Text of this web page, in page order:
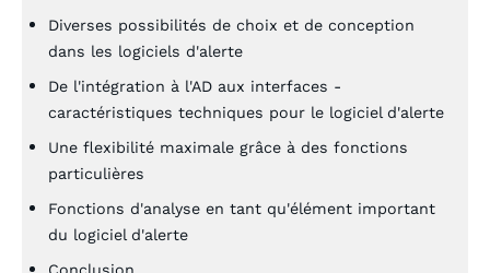
Diverses possibilités de choix et de conception
dans les logiciels d'alerte
De l'intégration à l'AD aux interfaces -
caractéristiques techniques pour le logiciel d'alerte
Une flexibilité maximale grâce à des fonctions
particulières
Fonctions d'analyse en tant qu'élément important
du logiciel d'alerte
Conclusion